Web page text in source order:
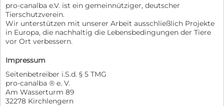
pro-canalba e.V. ist ein gemeinnütziger, deutscher
Tierschutzverein.
Wir unterstützen mit unserer Arbeit ausschließlich Projekte
in Europa, die nachhaltig die Lebensbedingungen der Tiere
vor Ort verbessern.
Impressum
Seitenbetreiber i.S.d. § 5 TMG
pro-canalba ® e. V.
Am Wasserturm 89
32278 Kirchlengern